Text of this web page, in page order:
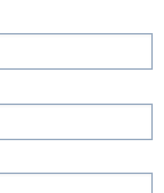
en een
in wat je doet.